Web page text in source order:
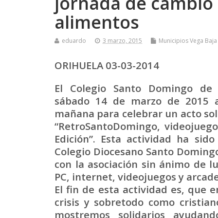
alimentos
eduardo 3 marzo, 2015 Municipios Vega Baja
ORIHUELA 03-03-2014
El Colegio Santo Domingo
sábado 14 de marzo de 2015
mañana para celebrar un acto
“RetroSantoDomingo,
Edición”. Esta actividad ha
Colegio Diocesano Santo
con la asociación sin ánimo de
PC, internet, videojuegos y
El fin de esta actividad es, que
crisis y sobretodo como
mostremos solidarios